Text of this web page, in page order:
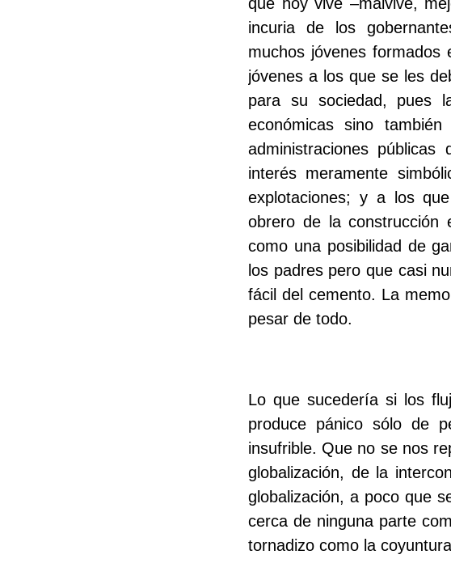
incuria de los
muchos jóvenes formados
jóvenes a los que se les
para su sociedad, pues
económicas sino
administraciones
interés meramente
explotaciones; y a los
obrero de la
como una posibilidad de
los padres pero que casi
fácil del cemento. La
pesar de todo.
Lo que sucedería si los
produce pánico sólo de
insufrible. Que no se nos
globalización, de la
globalización, a poco que
cerca de ninguna parte
tornadizo como la